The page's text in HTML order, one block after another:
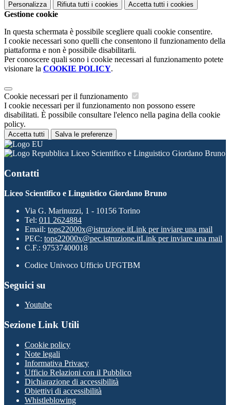
Personalizza Rifiuta tutti i cookies Accetta tutti i cookies
Gestione cookie
In questa schermata è possibile scegliere quali cookie consentire.
I cookie necessari sono quelli che consentono il funzionamento della
piattaforma e non è possibile disabilitarli.
Per conoscere quali sono i cookie necessari al funzionamento potete
visionare la COOKIE POLICY.
Cookie necessari per il funzionamento
I cookie necessari per il funzionamento non possono essere
disabilitati. È possibile consultare l'elenco nella pagina della cookie
policy.
Accetta tutti Salva le preferenze
Liceo Scientifico e Linguistico Giordano Bruno
Contatti
Liceo Scientifico e Linguistico Giordano Bruno
Via G. Marinuzzi, 1 - 10156 Torino
Tel: 011 2624884
Email: tops22000x@istruzione.itLink per inviare una mail
PEC: tops22000x@pec.istruzione.itLink per inviare una mail
C.F.: 97537400018
Codice Univoco Ufficio UFGTBM
Seguici su
Youtube
Sezione Link Utili
Cookie policy
Note legali
Informativa Privacy
Ufficio Relazioni con il Pubblico
Dichiarazione di accessibilità
Obiettivi di accessibilità
Whistleblowing